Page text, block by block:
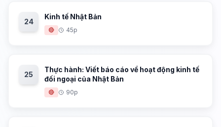
24
Kinh tế Nhật Bản
🔴 45p
25
Thực hành: Viết báo cáo về hoạt động kinh tế
đối ngoại của Nhật Bản
🔴 90p